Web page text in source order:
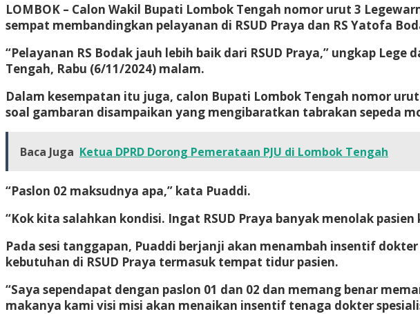
LOMBOK – Calon Wakil Bupati Lombok Tengah nomor urut 3
sempat membandingkan pelayanan di RSUD Praya dan RS Yatofa
“Pelayanan RS Bodak jauh lebih baik dari RSUD Praya,” ungkap
Tengah, Rabu (6/11/2024) malam.
Dalam kesempatan itu juga, calon Bupati Lombok Tengah nomor
soal gambaran disampaikan yang mengibaratkan tabrakan sepeda
Baca Juga Ketua DPRD Dorong Pemerataan PJU di Lombok Tengah
“Paslon 02 maksudnya apa,” kata Puaddi.
“Kok kita salahkan kondisi. Ingat RSUD Praya banyak menolak
Pada sesi tanggapan, Puaddi berjanji akan menambah insentif
kebutuhan di RSUD Praya termasuk tempat tidur pasien.
“Saya sependapat dengan paslon 01 dan 02 dan memang benar
makanya kami visi misi akan menaikan insentif tenaga dokter